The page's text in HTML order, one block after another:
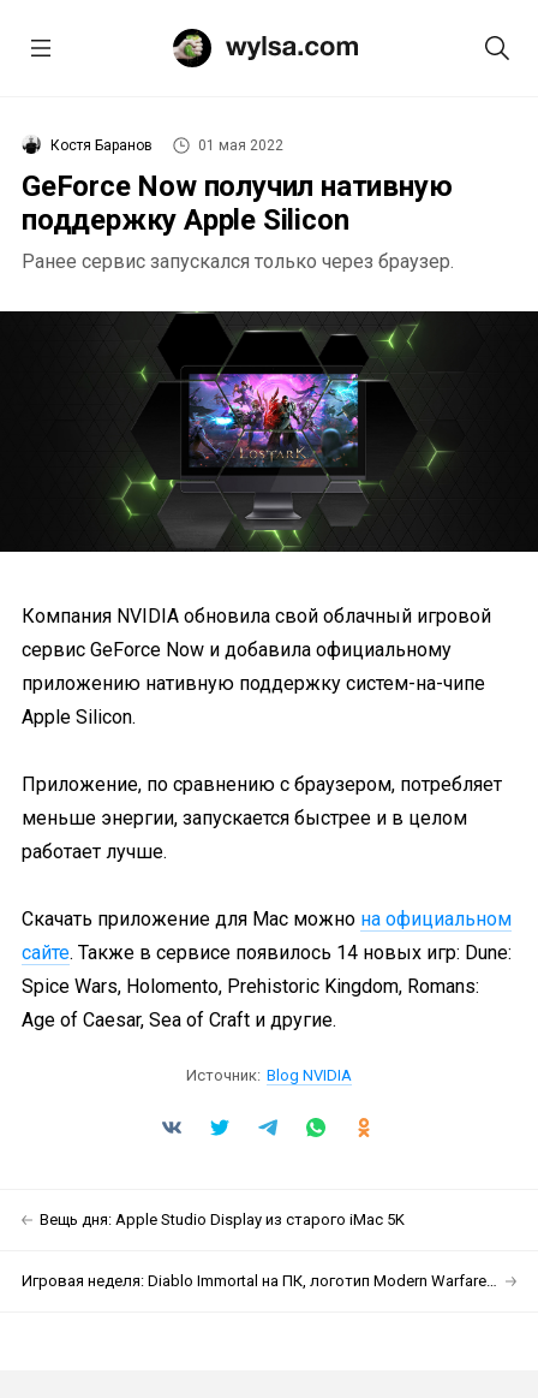
Костя Баранов 01 мая 2022
GeForce Now получил нативную
поддержку Apple Silicon
Ранее сервис запускался только через браузер.
Компания NVIDIA обновила свой облачный игровой
сервис GeForce Now и добавила официальному
приложению нативную поддержку систем-на-чипе
Apple Silicon.
Приложение, по сравнению с браузером, потребляет
меньше энергии, запускается быстрее и в целом
работает лучше.
Скачать приложение для Mac можно на официальном
сайте. Также в сервисе появилось 14 новых игр: Dune:
Spice Wars, Holomento, Prehistoric Kingdom, Romans:
Age of Caesar, Sea of Craft и другие.
Источник: Blog NVIDIA
Вещь дня: Apple Studio Display из старого iMac 5K
Игровая неделя: Diablo Immortal на ПК, логотип Modern Warfare 2 и геймплей Skull & Bones